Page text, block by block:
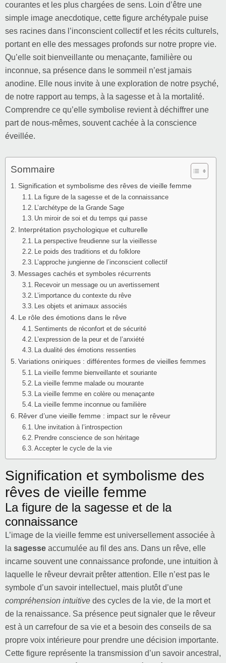
courantes et les plus chargées de sens. Loin d’être une
simple image anecdotique, cette figure archétypale puise
ses racines dans l’inconscient collectif et les récits culturels,
portant en elle des messages profonds sur notre propre vie.
Qu’elle soit bienveillante ou menaçante, familière ou
inconnue, sa présence dans le sommeil n’est jamais
anodine. Elle nous invite à une exploration de notre psyché,
de notre rapport au temps, à la sagesse et à la mortalité.
Comprendre ce qu’elle symbolise revient à déchiffrer une
part de nous-mêmes, souvent cachée à la conscience
éveillée.
Sommaire
Signification et symbolisme des rêves de vieille femme
La figure de la sagesse et de la connaissance
L’archétype de la Grande Sage
Un miroir de soi et du temps qui passe
Interprétation psychologique et culturelle
La perspective freudienne sur la vieillesse
Le poids des traditions et du folklore
L’approche jungienne de l’inconscient collectif
Messages cachés et symboles récurrents
Recevoir un message ou un avertissement
L’importance du contexte du rêve
Les objets et animaux associés
Le rôle des émotions dans le rêve
Sentiments de réconfort et de sécurité
L’expression de la peur et de l’anxiété
La dualité des émotions ressenties
Variations oniriques : différentes formes de vieilles femmes
La vieille femme bienveillante et souriante
La vieille femme malade ou mourante
La vieille femme en colère ou menaçante
La vieille femme inconnue ou familière
Rêver d’une vieille femme : impact sur le rêveur
Une invitation à l’introspection
Prendre conscience de son héritage
Accepter le cycle de la vie
Signification et symbolisme des
rêves de vieille femme
La figure de la sagesse et de la
connaissance
L’image de la vieille femme est universellement associée à
la sagesse accumulée au fil des ans. Dans un rêve, elle
incarne souvent une connaissance profonde, une intuition à
laquelle le rêveur devrait prêter attention. Elle n’est pas le
symbole d’un savoir intellectuel, mais plutôt d’une
compréhension intuitive des cycles de la vie, de la mort et
de la renaissance. Sa présence peut signaler que le rêveur
est à un carrefour de sa vie et a besoin des conseils de sa
propre voix intérieure pour prendre une décision importante.
Cette figure représente la transmission d’un savoir ancestral,